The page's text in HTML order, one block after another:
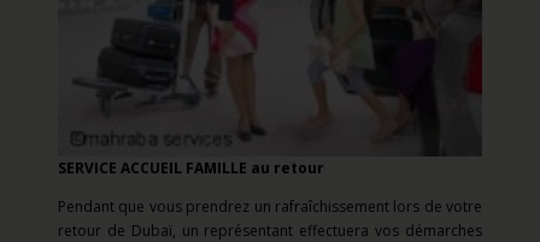
SERVICE ACCUEIL FAMILLE au retour
Pendant que vous prendrez un rafraîchissement lors de votre
retour de Dubaï, un représentant effectuera vos démarches